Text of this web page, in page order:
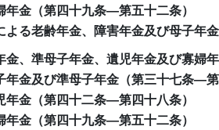
年金（第四十九条―第五十二条）
よる老齢年金、障害年金及び母子年
金、準母子年金、遺児年金及び寡婦
年金及び準母子年金（第三十七条―第
年金（第四十二条―第四十八条）
年金（第四十九条―第五十二条）